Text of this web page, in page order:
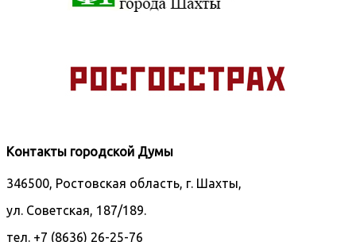
Контакты городской Думы
346500, Ростовская область, г. Шахты,
ул. Советская, 187/189.
тел. +7 (8636) 26-25-76